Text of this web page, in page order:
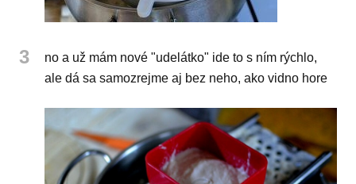
3
no a už mám nové "udelátko" ide to s ním rýchlo,
ale dá sa samozrejme aj bez neho, ako vidno hore